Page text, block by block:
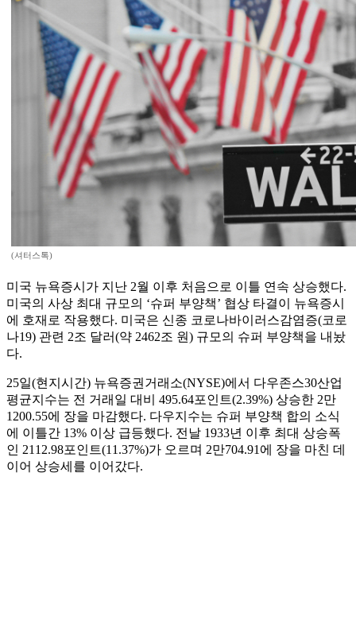
(셔터스톡)
미국 뉴욕증시가 지난 2월 이후 처음으로 이틀 연속 상승했다.
미국의 사상 최대 규모의 ‘슈퍼 부양책’ 협상 타결이 뉴욕증시
에 호재로 작용했다. 미국은 신종 코로나바이러스감염증(코로
나19) 관련 2조 달러(약 2462조 원) 규모의 슈퍼 부양책을 내놨
다.
25일(현지시간) 뉴욕증권거래소(NYSE)에서 다우존스30산업
평균지수는 전 거래일 대비 495.64포인트(2.39%) 상승한 2만
1200.55에 장을 마감했다. 다우지수는 슈퍼 부양책 합의 소식
에 이틀간 13% 이상 급등했다. 전날 1933년 이후 최대 상승폭
인 2112.98포인트(11.37%)가 오르며 2만704.91에 장을 마친 데
이어 상승세를 이어갔다.